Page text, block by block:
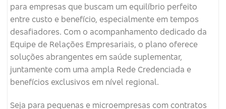
para empresas que buscam um equilíbrio perfeito
entre custo e benefício, especialmente em tempos
desafiadores. Com o acompanhamento dedicado da
Equipe de Relações Empresariais, o plano oferece
soluções abrangentes em saúde suplementar,
juntamente com uma ampla Rede Credenciada e
benefícios exclusivos em nível regional.
Seja para pequenas e microempresas com contratos